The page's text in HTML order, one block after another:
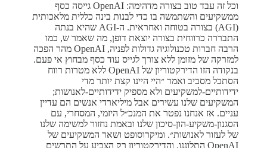
וכל זה עבד טוב בצורה מדהימה: OpenAI גייסה כסף
ממשקיעים והשתמשה בו כדי לבנות בינה כללית מלאכותית
(AGI) בצורה בטוחה ואחראית. ה-AGI שהיא בנתה
התבררה כרווחית בצורה יוצאת דופן, מה שאמר ש, כמו
הרבה חברות טכנולוגיה גדולות לפניה, OpenAI מהר הפכה
למזרקה של מזומן ללא צורך לגייס עוד כסף מבחוץ אי פעם.
בנקודה הזו הדירקטוריון של OpenAI ללא מטרות רווח
הסתכל מסביב ואמר ״היי היינו קצת יותר מדי
ידידותיים-למשקיעים ולא מספיק ידידותיים-לאנושות;
המשקיעים שלנו עשירים אבל מיליארדי אנשים הם עדיין
עניים. אז אנחנו נפטר את המנכ״ל היזמי, המסחרי, עם
הסגנון-משקיע-הון-סיכון שלנו ובאמת נחזור למשימה שלנו
של לעזור לאנושות״. ומיקרוסופט ושאר המשקיעים של
OpenAI התלוננו, והדירקטוריון רק הצביע על התרשים